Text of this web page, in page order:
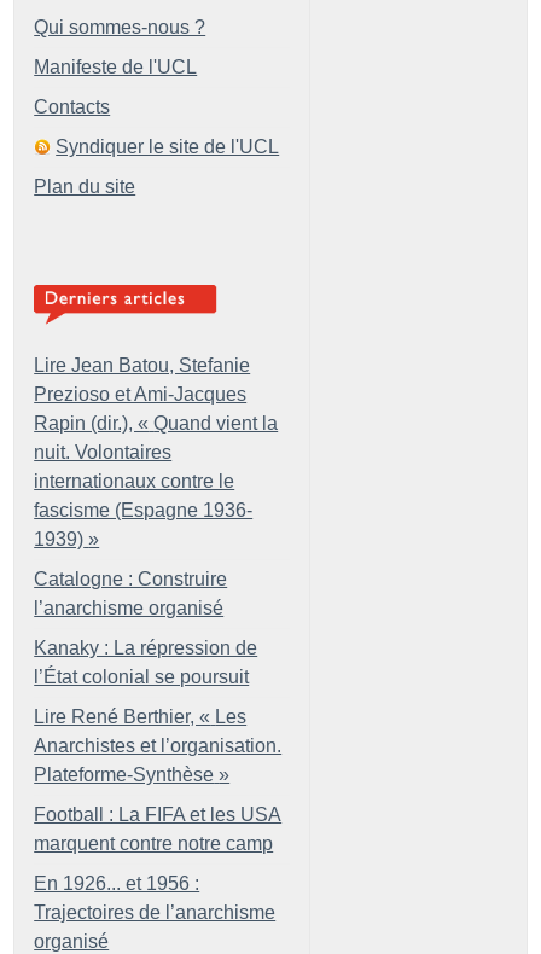
Qui sommes-nous ?
Manifeste de l'UCL
Contacts
Syndiquer le site de l'UCL
Plan du site
Lire Jean Batou, Stefanie
Prezioso et Ami-Jacques
Rapin (dir.), « Quand vient la
nuit. Volontaires
internationaux contre le
fascisme (Espagne 1936-
1939) »
Catalogne : Construire
l’anarchisme organisé
Kanaky : La répression de
l’État colonial se poursuit
Lire René Berthier, « Les
Anarchistes et l’organisation.
Plateforme-Synthèse »
Football : La FIFA et les USA
marquent contre notre camp
En 1926... et 1956 :
Trajectoires de l’anarchisme
organisé